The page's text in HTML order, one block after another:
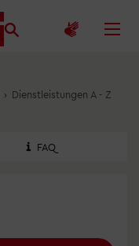
› Dienstleistungen A - Z
FAQ